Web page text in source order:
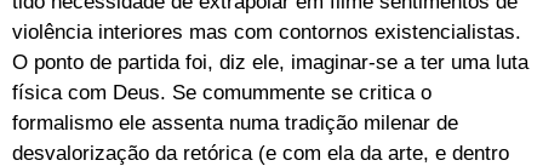
violência interiores mas com contornos existencialistas.
O ponto de partida foi, diz ele, imaginar-se a ter uma luta
física com Deus. Se comummente se critica o
formalismo ele assenta numa tradição milenar de
desvalorização da retórica (e com ela da arte, e dentro